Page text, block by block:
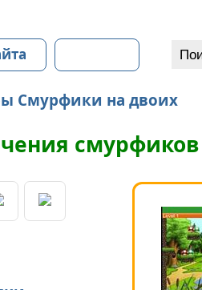
Смурфики на двоих
смурфиков